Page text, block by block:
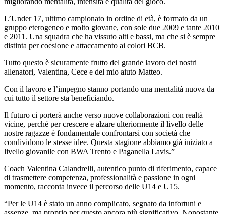
L’Under 17, ultimo campionato in ordine di età, è formato da un
gruppo eterogeneo e molto giovane, con sole due 2009 e tante 2010
e 2011. Una squadra che ha vissuto alti e bassi, ma che si è sempre
distinta per coesione e attaccamento ai colori BCB.
Tutto questo è sicuramente frutto del grande lavoro dei nostri
allenatori, Valentina, Cece e del mio aiuto Matteo.
Con il lavoro e l’impegno stanno portando una mentalità nuova da
cui tutto il settore sta beneficiando.
Il futuro ci porterà anche verso nuove collaborazioni con realtà
vicine, perché per crescere e alzare ulteriormente il livello delle
nostre ragazze è fondamentale confrontarsi con società che
condividono le stesse idee. Questa stagione abbiamo già iniziato a
livello giovanile con BWA Trento e Paganella Lavis.”
Coach Valentina Calandrelli, autentico punto di riferimento, capace
di trasmettere competenza, professionalità e passione in ogni
momento, racconta invece il percorso delle U14 e U15.
“Per le U14 è stato un anno complicato, segnato da infortuni e